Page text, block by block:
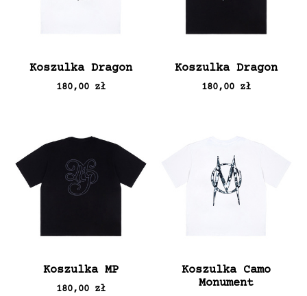
Koszulka Dragon
180,00 zł
Koszulka Dragon
180,00 zł
Koszulka MP
180,00 zł
Koszulka Camo
Monument